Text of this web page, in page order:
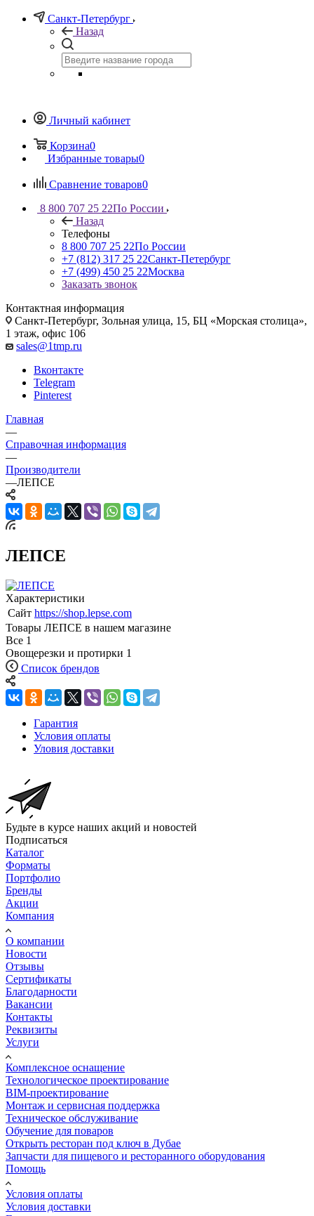
Санкт-Петербург
Назад
Личный кабинет
Корзина0
Избранные товары0
Сравнение товаров0
8 800 707 25 22По России
Назад
Телефоны
8 800 707 25 22По России
+7 (812) 317 25 22Санкт-Петербург
+7 (499) 450 25 22Москва
Заказать звонок
Контактная информация
Санкт-Петербург, Зольная улица, 15, БЦ «Морская столица»,
1 этаж, офис 106
sales@1tmp.ru
Вконтакте
Telegram
Pinterest
Главная
—
Справочная информация
—
Производители
—ЛЕПСЕ
ЛЕПСЕ
Характеристики
Сайт https://shop.lepse.com
Товары ЛЕПСЕ в нашем магазине
Все 1
Овощерезки и протирки 1
Список брендов
Гарантия
Условия оплаты
Уловия доставки
Будьте в курсе наших акций и новостей
Подписаться
Каталог
Форматы
Портфолио
Бренды
Акции
Компания
О компании
Новости
Отзывы
Сертификаты
Благодарности
Вакансии
Контакты
Реквизиты
Услуги
Комплексное оснащение
Технологическое проектирование
BIM-проектирование
Монтаж и сервисная поддержка
Техническое обслуживание
Обучение для поваров
Открыть ресторан под ключ в Дубае
Запчасти для пищевого и ресторанного оборудования
Помощь
Условия оплаты
Условия доставки